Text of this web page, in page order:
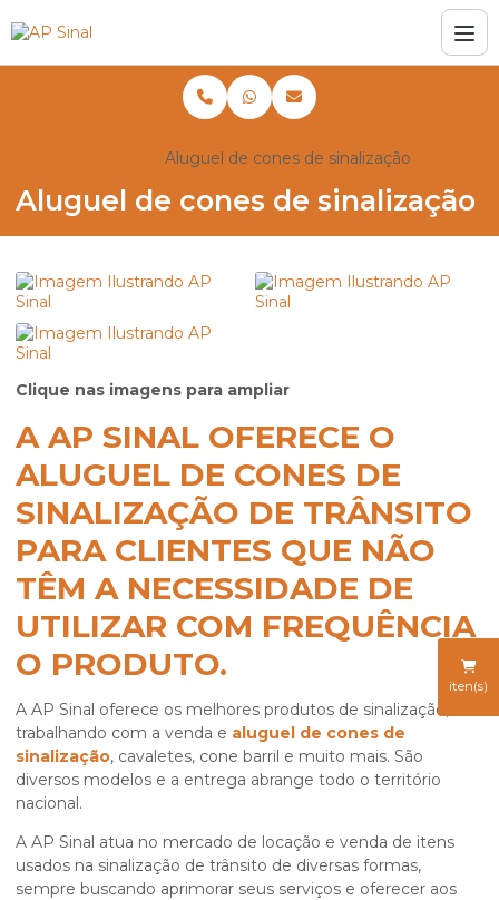
iten(s)
Aluguel de cones de sinalização
Aluguel de cones de sinalização
Clique nas imagens para ampliar
A AP SINAL OFERECE O
ALUGUEL DE CONES DE
SINALIZAÇÃO DE TRÂNSITO
PARA CLIENTES QUE NÃO
TÊM A NECESSIDADE DE
UTILIZAR COM FREQUÊNCIA
O PRODUTO.
A AP Sinal oferece os melhores produtos de sinalização,
trabalhando com a venda e aluguel de cones de
sinalização, cavaletes, cone barril e muito mais. São
diversos modelos e a entrega abrange todo o território
nacional.
A AP Sinal atua no mercado de locação e venda de itens
usados na sinalização de trânsito de diversas formas,
sempre buscando aprimorar seus serviços e oferecer aos